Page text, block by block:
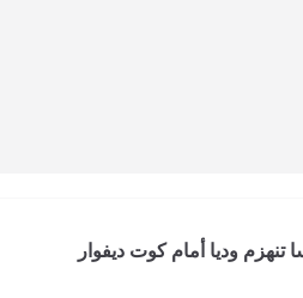
تنهزم وديا أمام كوت ديفوار